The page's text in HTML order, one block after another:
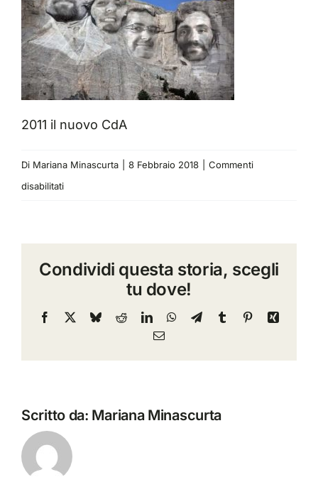
2011 il nuovo CdA
Di Mariana Minascurta 8 Febbraio 2018
Commenti
disabilitatisu
CdA
Condividi questa storia, scegli
tu dove!
Facebook BlueskyRedditLinkedInWhatsApp
TelegramTumblr PinterestXing
Email
Scritto da: Mariana Minascurta